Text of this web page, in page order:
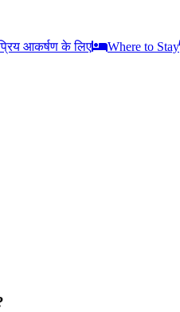
आकर्षण के लिए Where to Stay